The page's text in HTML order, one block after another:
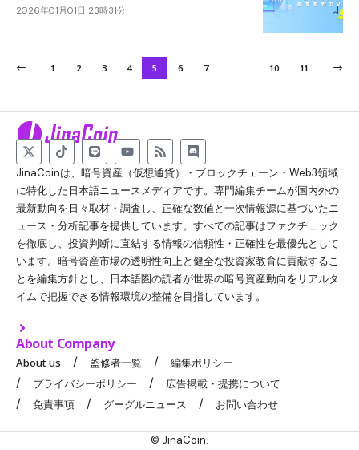
2026年01月01日 23時31分
1 2 3 4 5 6 7 10 11
JinaCoinは、暗号資産（仮想通貨）・ブロックチェーン・Web3領域
に特化した日本語ニュースメディアです。専門編集チームが国内外の
最新動向を日々取材・調査し、正確な数値と一次情報源に基づいたニ
ュース・分析記事を提供しています。すべての記事はファクチェック
を徹底し、投資判断に直結する情報の信頼性・正確性を最優先として
います。暗号資産市場の透明性向上と健全な投資家教育に貢献するこ
とを編集方針とし、日本語圏の読者が世界の暗号資産動向をリアルタ
イムで把握できる情報環境の整備を目指しています。
About Company
About us 監修者一覧
編集ポリシー
プライバシーポリシー
広告掲載・提携について
免責事項
グーグルニュース お問い合わせ
© JinaCoin.